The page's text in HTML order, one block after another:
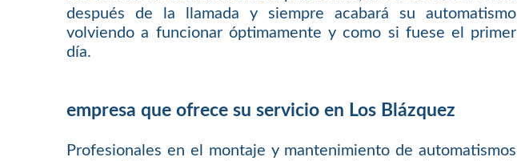
después de la llamada y siempre acabará su automatismo
volviendo a funcionar óptimamente y como si fuese el primer
día.
empresa que ofrece su servicio en Los Blázquez
Profesionales en el montaje y mantenimiento de automatismos